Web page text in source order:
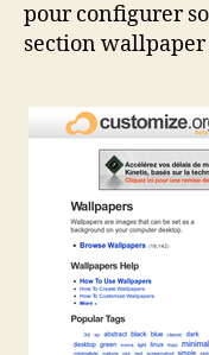
pour configurer
section